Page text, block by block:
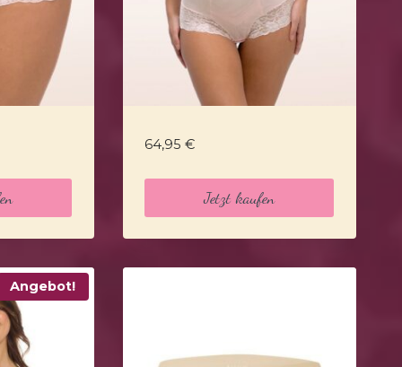
64,95€
Jetzt kaufen
Angebot!